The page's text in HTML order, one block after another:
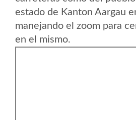
estado de Kanton Aargau
manejando el zoom para
en el mismo.